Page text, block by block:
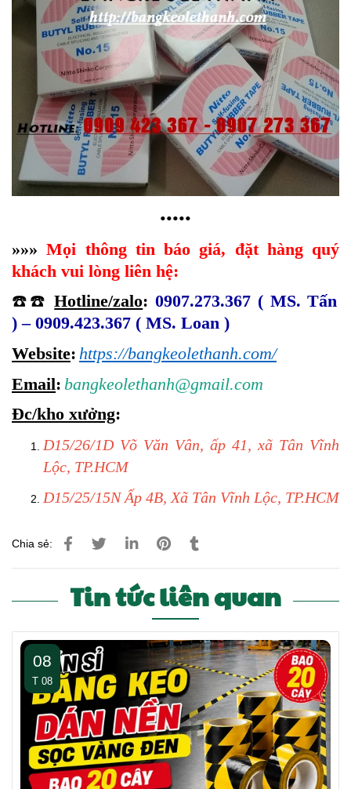
•••••
»»»Mọi thông tin báo giá, đặt hàng quý
khách vui lòng liên hệ:
☎️☎️ Hotline/zalo: 0907.273.367 ( MS. Tấn
) – 0909.423.367 ( MS. Loan )
Website: https://bangkeolethanh.com/
Email: bangkeolethanh@gmail.com
Đc/kho xưởng:
D15/26/1D Võ Văn Vân, ấp 41, xã Tân Vĩnh
Lộc, TP.HCM
D15/25/15N Ấp 4B, Xã Tân Vĩnh Lộc, TP.HCM
Chia sẻ:
Tin tức liên quan
08
T 08